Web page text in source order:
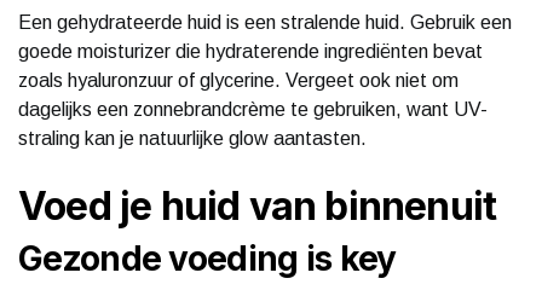
Een gehydrateerde huid is een stralende huid. Gebruik een
goede moisturizer die hydraterende ingrediënten bevat
zoals hyaluronzuur of glycerine. Vergeet ook niet om
dagelijks een zonnebrandcrème te gebruiken, want UV-
straling kan je natuurlijke glow aantasten.
Voed je huid van binnenuit
Gezonde voeding is key